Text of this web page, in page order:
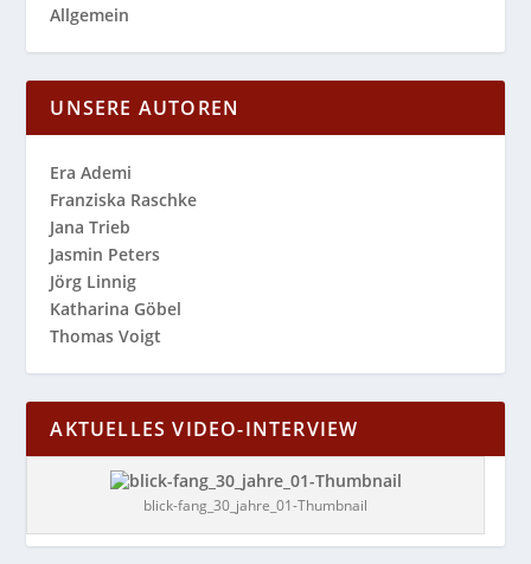
Allgemein
UNSERE AUTOREN
Era Ademi
Franziska Raschke
Jana Trieb
Jasmin Peters
Jörg Linnig
Katharina Göbel
Thomas Voigt
AKTUELLES VIDEO-INTERVIEW
blick-fang_30_jahre_01-Thumbnail